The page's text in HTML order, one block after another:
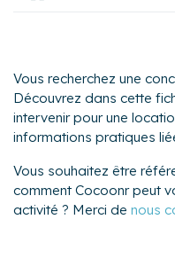
Vous recherchez une
Découvrez dans cette
intervenir pour une
informations pratiques
Vous souhaitez être
comment Cocoonr peut
activité ? Merci de nous